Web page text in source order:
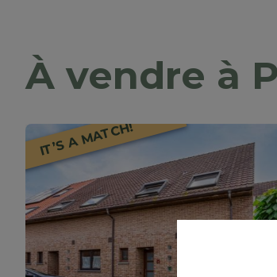
À vendre à
IT’S A MATCH!